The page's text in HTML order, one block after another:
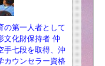
の第一人者として
文化財保持者 仲
手七段を取得、沖
カウンセラー資格